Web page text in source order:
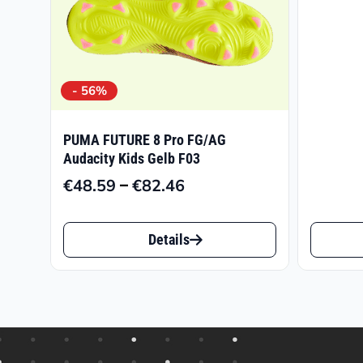
- 56%
PUMA FUTURE 8 Pro FG/AG
Audacity Kids Gelb F03
€48.59 –€82.46Preisspanne:
bis
€82.46
Dieses
Produkt
Varianten
Details
Dieses